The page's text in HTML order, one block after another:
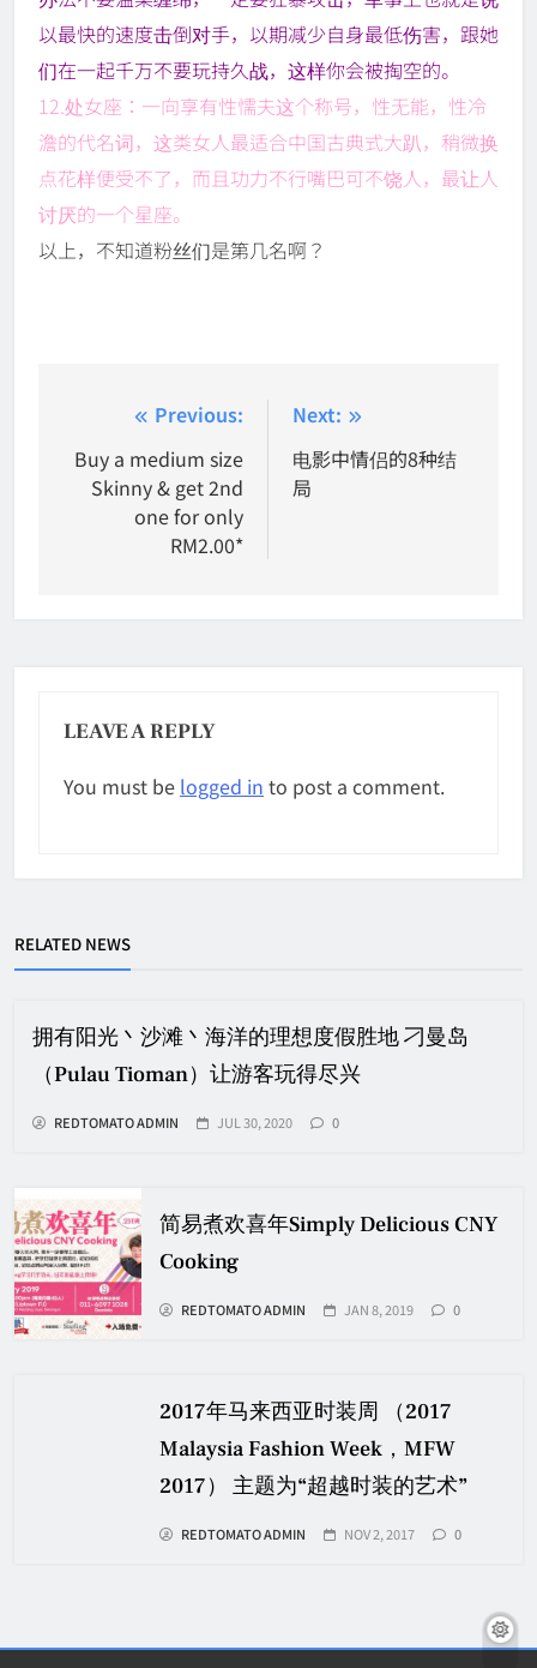
以最快的速度击倒对手，以期减少自身最低伤害，跟她
们在一起千万不要玩持久战，这样你会被掏空的。
12.处女座：一向享有性懦夫这个称号，性无能，性冷
澹的代名词，这类女人最适合中国古典式大趴，稍微换
点花样便受不了，而且功力不行嘴巴可不饶人，最让人
讨厌的一个星座。
以上，不知道粉丝们是第几名啊？
navigation
Previous:
Buy a medium size
Skinny & get 2nd
one for only
RM2.00*
Next:
电影中情侣的8种结
局
LEAVE A REPLY
You must be logged in to post a comment.
RELATED NEWS
拥有阳光丶沙滩丶海洋的理想度假胜地 刁曼岛
（Pulau Tioman）让游客玩得尽兴
REDTOMATO ADMIN JUL 30, 2020 0
简易煮欢喜年Simply Delicious CNY
Cooking
REDTOMATO ADMIN JAN 8, 2019 0
2017年马来西亚时装周 （2017
Malaysia Fashion Week，MFW
2017） 主题为“超越时装的艺术”
REDTOMATO ADMIN NOV 2, 2017 0